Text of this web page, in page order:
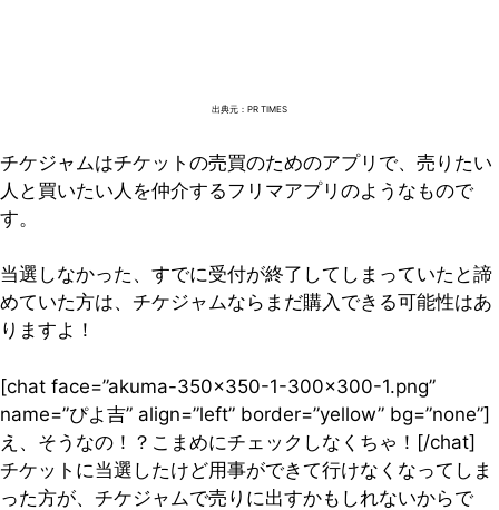
出典元：PR TIMES
チケジャムはチケットの売買のためのアプリで、売りたい
人と買いたい人を仲介するフリマアプリのようなもので
す。
当選しなかった、すでに受付が終了してしまっていたと諦
めていた方は、チケジャムならまだ購入できる可能性はあ
りますよ！
[chat face=”akuma-350×350-1-300×300-1.png”
name=”ぴよ吉” align=”left” border=”yellow” bg=”none”]
え、そうなの！？こまめにチェックしなくちゃ！[/chat]
チケットに当選したけど用事ができて行けなくなってしま
った方が、チケジャムで売りに出すかもしれないからで